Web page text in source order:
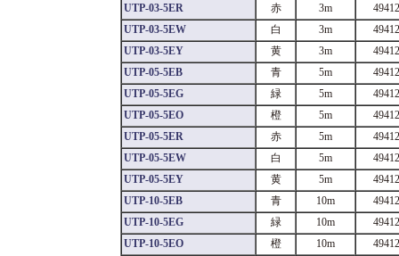
UTP-03-5ER
赤 3m
UTP-03-5EW
白 3m
UTP-03-5EY
黄 3m
UTP-05-5EB
青 5m
UTP-05-5EG
緑 5m
UTP-05-5EO
橙 5m
UTP-05-5ER
赤 5m
UTP-05-5EW
白 5m
UTP-05-5EY
黄 5m
UTP-10-5EB
青 10m
UTP-10-5EG
緑 10m
UTP-10-5EO
橙 10m